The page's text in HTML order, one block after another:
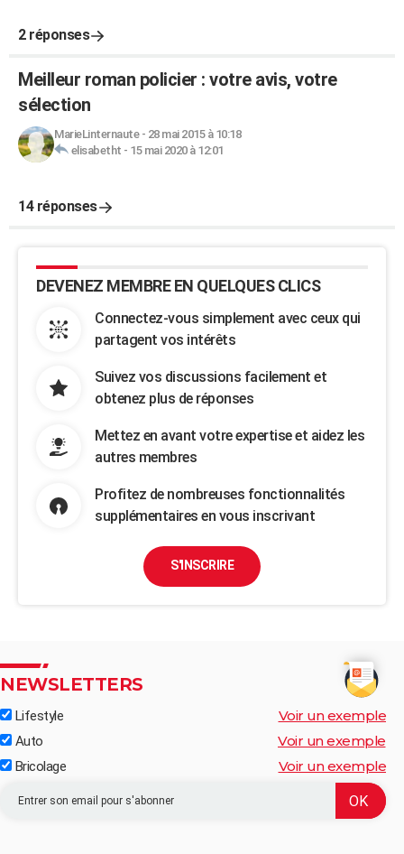
2 réponses
Meilleur roman policier : votre avis, votre
sélection
MarieLinternaute- 28 mai 2015 à 10:18
elisabetht - 15 mai 2020 à 12:01
14 réponses
DEVENEZ MEMBRE EN QUELQUES CLICS
Connectez-vous simplement avec ceux qui
partagent vos intérêts
Suivez vos discussions facilement et
obtenez plus de réponses
Mettez en avant votre expertise et aidez les
autres membres
Profitez de nombreuses fonctionnalités
supplémentaires en vous inscrivant
S'INSCRIRE
NEWSLETTERS
Lifestyle Voir un exemple
Auto Voir un exemple
Bricolage Voir un exemple